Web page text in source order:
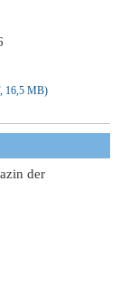
16,5 MB)
der